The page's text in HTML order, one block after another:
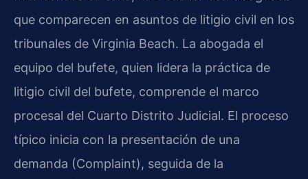
que comparecen en asuntos de litigio civil en los
tribunales de Virginia Beach. La abogada el
equipo del bufete, quien lidera la práctica de
litigio civil del bufete, comprende el marco
procesal del Cuarto Distrito Judicial. El proceso
típico inicia con la presentación de una
demanda (Complaint), seguida de la